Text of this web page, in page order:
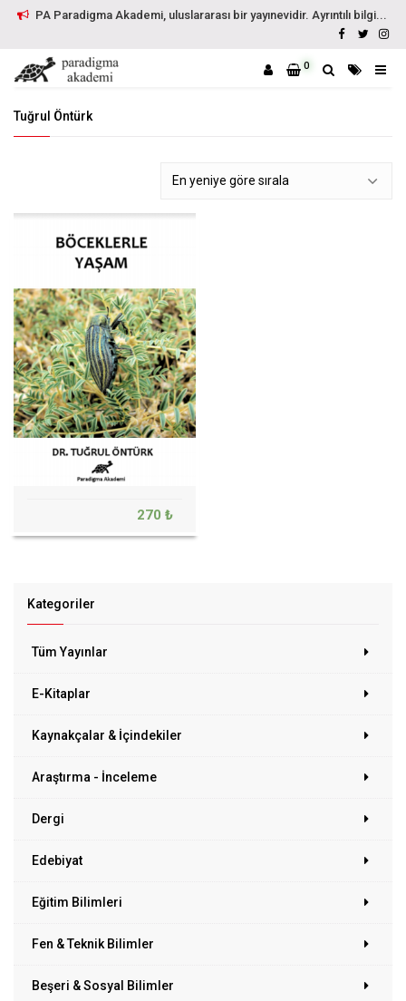
PA Paradigma Akademi, uluslararası bir yayınevidir. Ayrıntılı bilgi...
0
Tuğrul Öntürk
Kategoriler
Tüm Yayınlar
E-Kitaplar
Kaynakçalar & İçindekiler
Araştırma - İnceleme
Dergi
Edebiyat
Eğitim Bilimleri
Fen & Teknik Bilimler
Beşeri & Sosyal Bilimler
270 ₺